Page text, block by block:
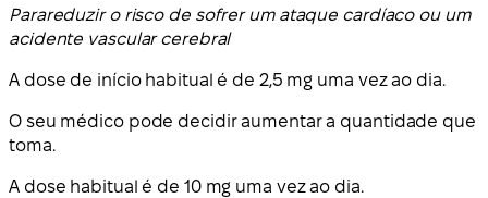
Parareduzir o risco de sofrer um ataque cardíaco ou um
acidente vascular cerebral
A dose de início habitual é de 2,5 mg uma vez ao dia.
O seu médico pode decidir aumentar a quantidade que
toma.
A dose habitual é de 10 mg uma vez ao dia.